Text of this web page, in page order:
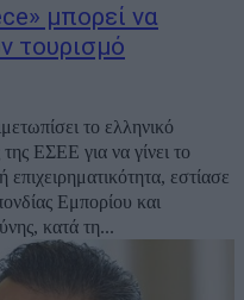
μπορεί να
τουρισμό
το ελληνικό
ΕΣΕΕ για να γίνει το
επιχειρηματικότητα, εστίασε
Εμπορίου και
κατά τη...